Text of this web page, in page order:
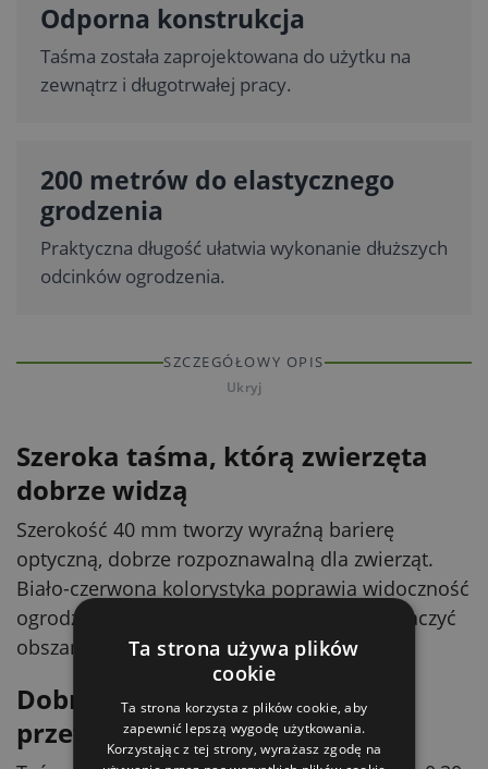
Odporna konstrukcja
Taśma została zaprojektowana do użytku na
zewnątrz i długotrwałej pracy.
200 metrów do elastycznego
grodzenia
Praktyczna długość ułatwia wykonanie dłuższych
odcinków ogrodzenia.
SZCZEGÓŁOWY OPIS
Ukryj
Szeroka taśma, którą zwierzęta
dobrze widzą
Szerokość 40 mm tworzy wyraźną barierę
optyczną, dobrze rozpoznawalną dla zwierząt.
Biało-czerwona kolorystyka poprawia widoczność
ogrodzenia w terenie i pomaga jasno wyznaczyć
obszar pastwiska lub wybiegu.
Dobra przewodność dzięki 11
przewodnikom TriC
Ta strona używa plików
cookie
Ta strona korzysta z plików cookie, aby
zapewnić lepszą wygodę użytkowania.
Korzystając z tej strony, wyrażasz zgodę na